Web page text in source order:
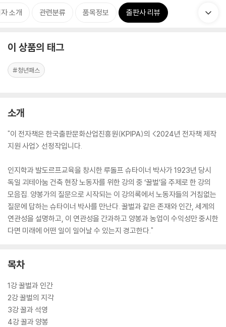
소개 관련분류 품목정보 출판사 리뷰
이 상품의 태그
#청년패스
소개
"이 전자책은 한국출판문화산업진흥원(KPIPA)의 <2024년 전자책 제작
지원 사업> 선정작입니다.
인지학과 발도르프교육을 창시한 루돌프 슈타이너 박사가 1923년 당시
독일 괴테아눔 건축 현장 노동자를 위한 강의 중 ‘꿀벌’을 주제로 한 강의
모음집. 양봉가의 질문으로 시작되는 이 강의록에서 노동자들의 거침없는
질문에 답하는 슈타이너 박사를 만난다. 꿀벌과 같은 존재와 인간, 세계의
연관성을 설명하고, 이 연관성을 간과하고 양봉과 농업이 수익성만 중시한
다면 미래에 어떤 일이 일어날 수 있는지 경고한다."
목차
1강 꿀벌과 인간
2강 꿀벌의 지각
3강 꿀과 석영
4강 꿀과 양봉